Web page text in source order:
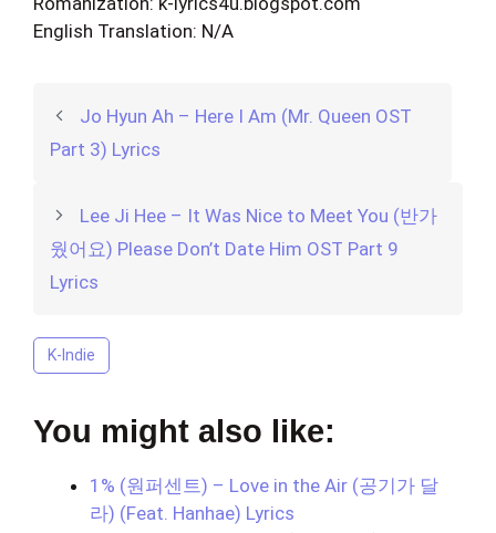
English Translation: N/A
Jo Hyun Ah – Here I Am (Mr. Queen OST
Part 3) Lyrics
Lee Ji Hee – It Was Nice to Meet You (반가
웠어요) Please Don’t Date Him OST Part 9
Lyrics
K-Indie
You might also like:
1% (원퍼센트) – Love in the Air (공기가 달
라) (Feat. Hanhae) Lyrics